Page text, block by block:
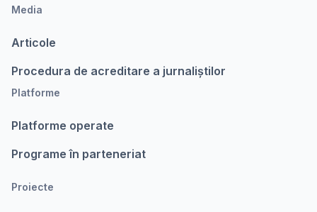
Media
Articole
Procedura de acreditare a jurnaliștilor
Platforme
Platforme operate
Programe în parteneriat
Proiecte